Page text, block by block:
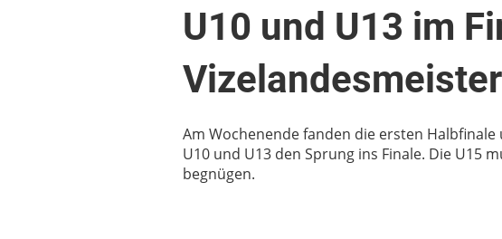
U10 und U13 im
Am Wochenende fanden die ersten
U10 und U13 den Sprung ins Finale. Die U15
begnügen.